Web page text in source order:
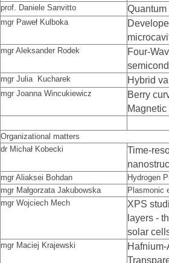
prof. Daniele Sanvitto
mgr Paweł Kulboka
mgr Aleksander Rodek
Four-
mgr Julia Kucharek Hybrid
mgr Joanna Wincukiewicz
Berry
Organizational matters
dr Michał Kobecki
Time-
mgr Aliaksei Bohdan
Hydrogen
mgr Małgorzata Jakubowska
Plasmonic
mgr Wojciech Mech
XPS
layers -
solar
mgr Maciej Krajewski